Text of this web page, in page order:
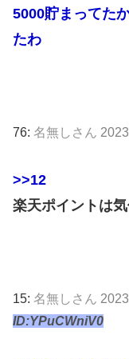
5000貯まってた
たわ
76: 名無しさん
>>12
楽天ポイントは
15: 名無しさん
ID:YPuCWniV0